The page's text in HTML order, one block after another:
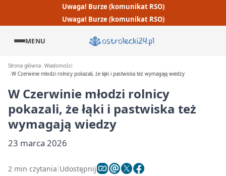
Uwaga! Burze (komunikat RSO)
Uwaga! Burze (komunikat RSO)
MENU
Strona główna Wiadomości
W Czerwinie młodzi rolnicy pokazali, że łąki i pastwiska też wymagają wiedzy
W Czerwinie młodzi rolnicy
pokazali, że łąki i pastwiska też
wymagają wiedzy
23 marca 2026
2 min czytania Udostępnij